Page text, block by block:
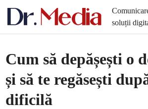
soluții
Cum să depășești o
și să te regăsești
dificilă